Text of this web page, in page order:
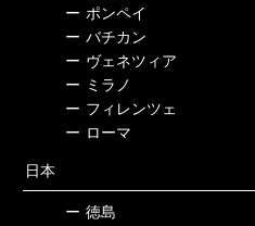
ー ポンペイ
ー バチカン
ー ヴェネツィア
ー ミラノ
ー フィレンツェ
ー ローマ
日本
ー 徳島